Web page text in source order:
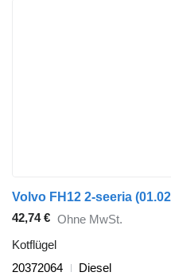
42,74 € Ohne MwSt.
Kotflügel
20372064
Diesel